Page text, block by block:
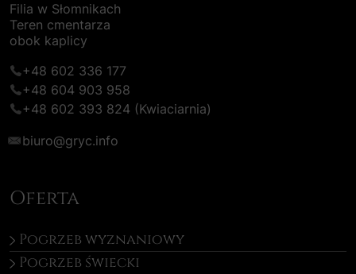
Filia w Słomnikach
Teren cmentarza
obok kaplicy
+48 602 336 177
+48 604 903 958
+48 602 393 824 (Kwiaciarnia)
biuro@gryc.info
Oferta
Pogrzeb wyznaniowy
Pogrzeb świecki